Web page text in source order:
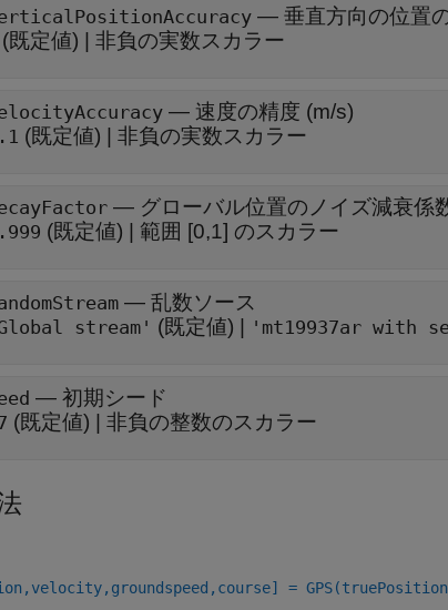
— 垂直方向の位置
(既定値) | 非負の実数スカラー
— 速度の精度 (m/s)
(既定値) | 非負の実数スカラー
— グローバル位置のノイズ減衰係
(既定値) | 範囲 [0,1] のスカラー
— 乱数ソース
stream' (既定値) | 'mt19937ar with
— 初期シード
(既定値) | 非負の整数のスカラー
=